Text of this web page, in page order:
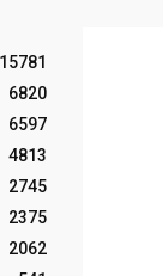
15781
6820
6597
4813
2745
2375
2062